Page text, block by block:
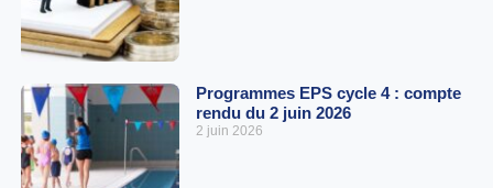
Programmes EPS cycle 4 : compte
rendu du 2 juin 2026
2 juin 2026